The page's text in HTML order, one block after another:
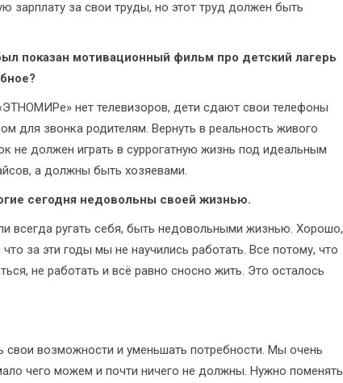
зарплату за свои труды, но этот труд должен быть
показан мотивационный фильм про детский лагерь
нет телевизоров, дети сдают свои телефоны
для звонка родителям. Вернуть в реальность живого
не должен играть в суррогатную жизнь под идеальным
а должны быть хозяевами.
сегодня недовольны своей жизнью.
всегда ругать себя, быть недовольными жизнью. Хорошо,
за эти годы мы не научились работать. Все потому, что
не работать и всё равно сносно жить. Это осталось
возможности и уменьшать потребности. Мы очень
чего можем и почти ничего не должны. Нужно поменять